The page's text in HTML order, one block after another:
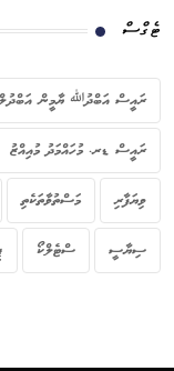
ޓެގްސް
ރައީސް އަބްދުﷲ ޔާމީން
ރައީސް ޑރ. މުހައްމަދު މުއިއްޒު
ވިޔަފާރި މަސްތުވާތަކެތި
ސިޔާސީ ސްޓެލްކޯ